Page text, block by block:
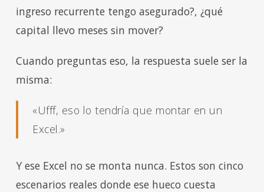
ingreso recurrente tengo asegurado?, ¿qué
capital llevo meses sin mover?
Cuando preguntas eso, la respuesta suele ser la
misma:
«Ufff, eso lo tendría que montar en un
Excel.»
Y ese Excel no se monta nunca. Estos son cinco
escenarios reales donde ese hueco cuesta